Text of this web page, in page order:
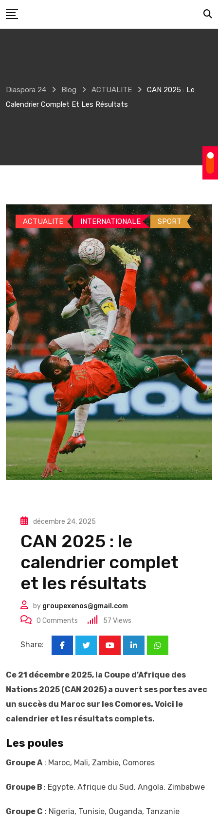
to
Diaspora 24 Blog ACTUALITE
CAN 2025 : Le
Calendrier Complet Et Les Résultats
ACTUALITE INTERNATIONALE SPORT
décembre 24, 2025
CAN 2025 : le
calendrier complet
et les résultats
by groupexenos@gmail.com
0 Comments 57 Views
Share:
LinkedInWhatsapp
Ce 21 décembre 2025, la Coupe d’Afrique des
Nations 2025 (CAN 2025) a ouvert ses portes avec
un succès du Maroc sur les Comores. Voici le
calendrier et les résultats complets.
Les poules
Groupe A: Maroc, Mali, Zambie, Comores
Groupe B : Egypte, Afrique du Sud, Angola, Zimbabwe
Groupe C : Nigeria, Tunisie, Ouganda, Tanzanie